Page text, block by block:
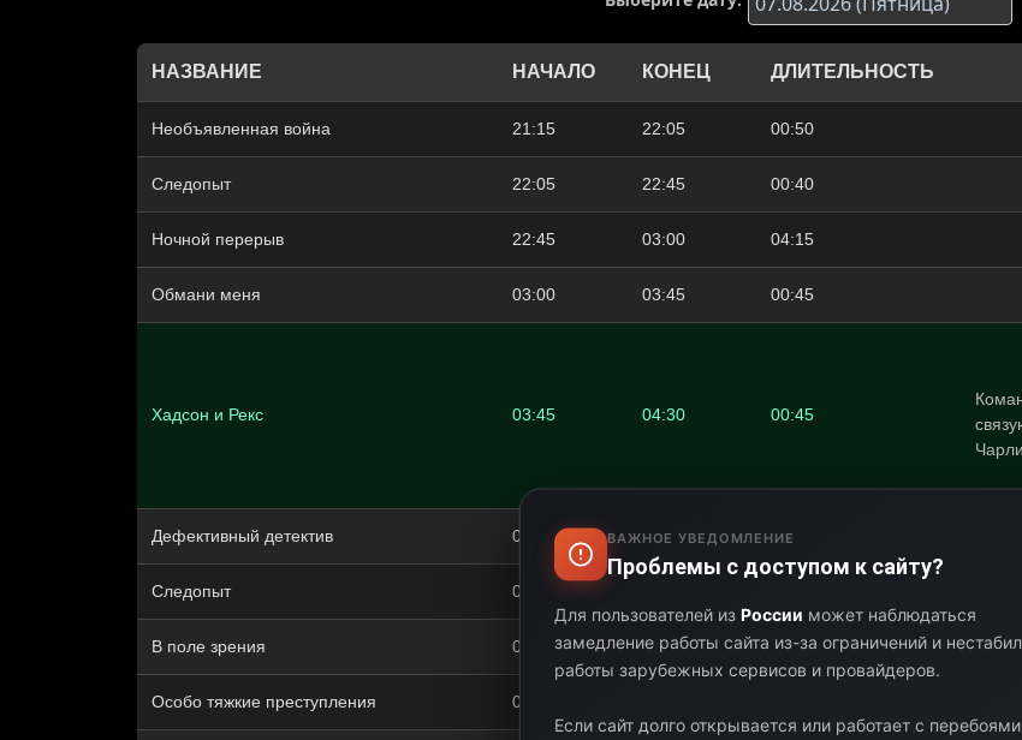
НАЗВАНИЕ НАЧАЛО КОНЕЦ ДЛИТЕЛЬНОСТЬ
Необъявленная война 21:15 22:05 00:50
Следопыт 22:05 22:45 00:40
Ночной перерыв 22:45 03:00 04:15
Обмани меня 03:00 03:45 00:45
Хадсон и Рекс 03:45 04:30 00:45
Чарли
Дефективный детектив 04:30 05:10 00:40
Следопыт 05:10
В поле зрения 05:50 06:35 00:45
Особо тяжкие преступления 06:35
ВАЖНОЕ УВЕДОМЛЕНИЕ
Проблемы с доступом к сайту?
Для пользователей из России может наблюдаться
замедление работы сайта из-за ограничений и
работы зарубежных сервисов и провайдеров.
Если сайт долго открывается или работает с перебоями,